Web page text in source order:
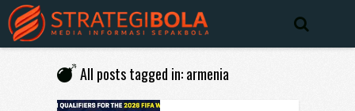
All posts tagged in: armenia